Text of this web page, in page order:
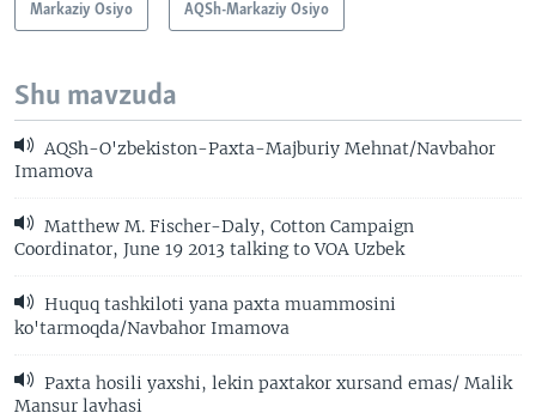
Markaziy Osiyo AQSh-Markaziy Osiyo
Shu mavzuda
AQSh-O'zbekiston-Paxta-Majburiy Mehnat/Navbahor
Imamova
Matthew M. Fischer-Daly, Cotton Campaign
Coordinator, June 19 2013 talking to VOA Uzbek
Huquq tashkiloti yana paxta muammosini
ko'tarmoqda/Navbahor Imamova
Paxta hosili yaxshi, lekin paxtakor xursand emas/ Malik
Mansur lavhasi